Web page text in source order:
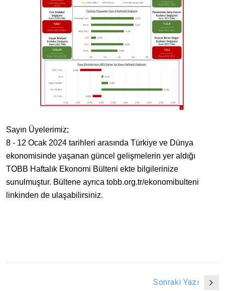
Sayın Üyelerimiz;
8 - 12 Ocak 2024 tarihleri arasında Türkiye ve Dünya
ekonomisinde yaşanan güncel gelişmelerin yer aldığı
TOBB Haftalık Ekonomi Bülteni ekte bilgilerinize
sunulmuştur. Bültene ayrıca tobb.org.tr/ekonomibulteni
linkinden de ulaşabilirsiniz.
Sonraki Yazı